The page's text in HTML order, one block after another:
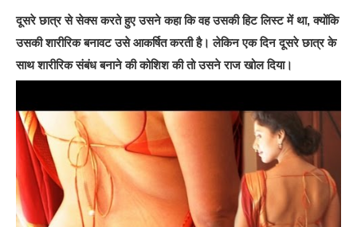
दूसरे छात्र से सेक्स करते हुए उसने कहा कि वह उसकी हिट लिस्ट में था, क्योंकि
उसकी शारीरिक बनावट उसे आकर्षित करती है। लेकिन एक दिन दूसरे छात्र के
साथ शारीरिक संबंध बनाने की कोशिश की तो उसने राज खोल दिया।